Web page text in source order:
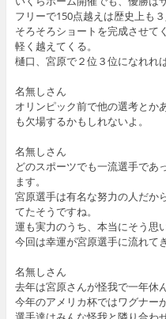
フリーで150点越えは歴史上も
そろそろショートを完成させて
軽く越えてくる。
樋口、宮原で２位３位になれれ
名無しさん
オリンピック前で他の選考とか
も欠場するかもしれないよ。
名無しさん
どのスポーツでも一流選手であ
ます。
宮原選手は有名な努力の人だか
てたそうですね。
運も実力のうち、本当にそう思
今回は幸運が宮原選手に流れて
名無しさん
去年は宮原さんが怪我で一年休
今年のアメリカ杯ではワグナー